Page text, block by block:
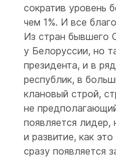
сократив уровень
чем 1%. И все
Из стран бывшего
у Белоруссии, но
президента, и в
республик, в
клановый строй,
не
появляется лидер,
и развитие, как
сразу появляется